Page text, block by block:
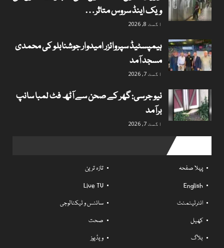
ویک اینڈ سروس متاثر…
اگست 8, 2026
ہیمپسٹیڈ سپروائزر امیدوار جوشنابلو کی محمدی
مسجد آمد
اگست 7, 2026
نیو جرسی: گھر کے صحن سے آٹھ فٹ لمبا سانپ
برآمد
اگست 7, 2026
پہلا صفحہ
تازہ ترین
English
Live TV
انٹرٹینمنٹ
سائنس و ٹیکنالوجی
کھیل
صحت
بلاگ
ویڈیوز